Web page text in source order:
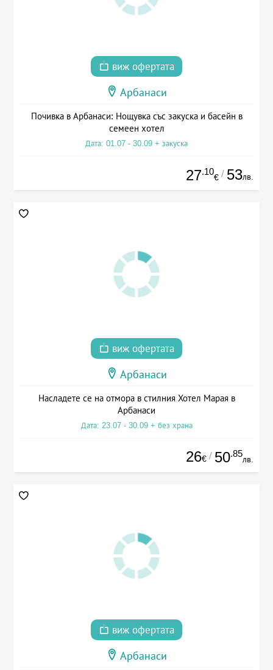
виж офертата
Арбанаси
Почивка в Арбанаси: Нощувка със закуска и басейн в
семеен хотел
Дата: 01.07 - 30.09 + закуска
27.10
€ / 53лв.
виж офертата
Арбанаси
Насладете се на отмора в стилния Хотел Марая в
Арбанаси
Дата: 23.07 - 30.09 + без храна
26€ / 50.85
лв.
виж офертата
Арбанаси